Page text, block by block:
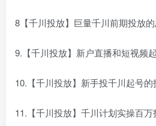
8【千川投放】巨量千川前期投放
9.【千川投放】新户直播和短视频
10.【千川投放】新手投千川起号
11.【千川投放】千川计划实操百万